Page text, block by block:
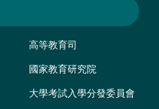
高等教育司
國家教育研究院
大學考試入學分發委員會